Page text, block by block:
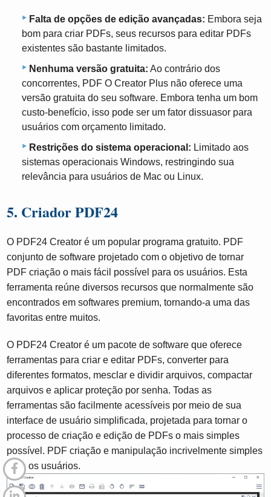
Falta de opções de edição avançadas: Embora seja
bom para criar PDFs, seus recursos para editar PDFs
existentes são bastante limitados.
Nenhuma versão gratuita: Ao contrário dos
concorrentes, PDF O Creator Plus não oferece uma
versão gratuita do seu software. Embora tenha um bom
custo-benefício, isso pode ser um fator dissuasor para
usuários com orçamento limitado.
Restrições do sistema operacional: Limitado aos
sistemas operacionais Windows, restringindo sua
relevância para usuários de Mac ou Linux.
5. Criador PDF24
O PDF24 Creator é um popular programa gratuito. PDF
conjunto de software projetado com o objetivo de tornar
PDF criação o mais fácil possível para os usuários. Esta
ferramenta reúne diversos recursos que normalmente são
encontrados em softwares premium, tornando-a uma das
favoritas entre muitos.
O PDF24 Creator é um pacote de software que oferece
ferramentas para criar e editar PDFs, converter para
diferentes formatos, mesclar e dividir arquivos, compactar
arquivos e aplicar proteção por senha. Todas as
ferramentas são facilmente acessíveis por meio de sua
interface de usuário simplificada, projetada para tornar o
processo de criação e edição de PDFs o mais simples
possível. PDF criação e manipulação incrivelmente simples
para os usuários.